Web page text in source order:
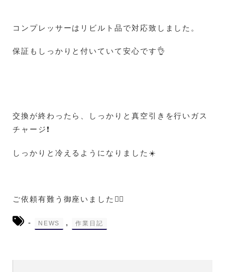
コンプレッサーはリビルト品で対応致しました。
保証もしっかりと付いていて安心です👌
交換が終わったら、しっかりと真空引きを行いガス
チャージ❗
しっかりと冷えるようになりました☀️
ご依頼有難う御座いました🙇‍♀️
- NEWS , 作業日記